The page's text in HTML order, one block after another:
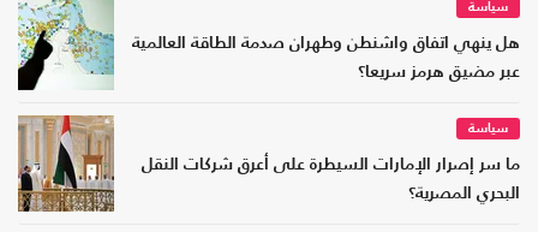
سياسة
هل ينهي اتفاق واشنطن وطهران صدمة الطاقة العالمية
عبر مضيق هرمز سريعا؟
سياسة
ما سر إصرار الإمارات السيطرة على أعرق شركات النقل
البحري المصرية؟